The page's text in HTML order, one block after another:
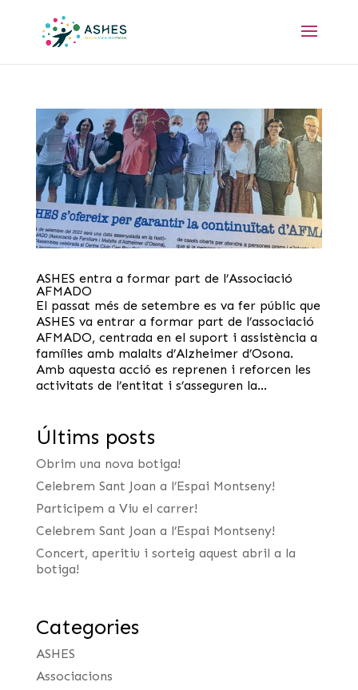
ASHES entra a formar part de l’Associació
AFMADO
El passat més de setembre es va fer públic que
ASHES va entrar a formar part de l’associació
AFMADO, centrada en el suport i assistència a
famílies amb malalts d’Alzheimer d’Osona.
Amb aquesta acció es reprenen i reforcen les
activitats de l’entitat i s’asseguren la...
Últims posts
Obrim una nova botiga!
Celebrem Sant Joan a l’Espai Montseny!
Participem a Viu el carrer!
Celebrem Sant Joan a l’Espai Montseny!
Concert, aperitiu i sorteig aquest abril a la
botiga!
Categories
ASHES
Associacions